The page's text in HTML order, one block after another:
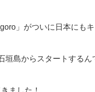
」がついに日本にもキ
垣島からスタートするん
ました！